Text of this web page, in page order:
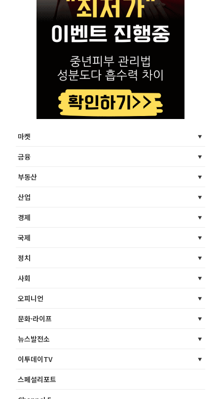
마켓
금융
부동산
산업
경제
국제
정치
사회
오피니언
문화·라이프
뉴스발전소
이투데이TV
스페셜리포트